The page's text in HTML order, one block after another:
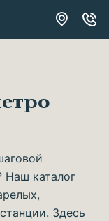
Наш каталог
Здесь